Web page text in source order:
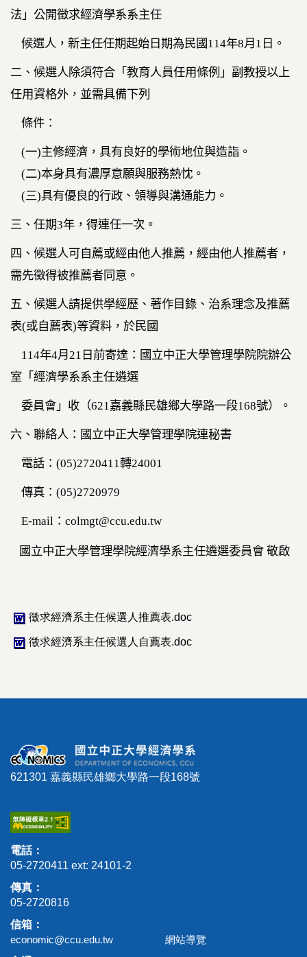
法」公開徵求經濟學系系主任
候選人，新主任任期起始日期為民國114年8月 1 日。
二、候選人除須符合「教育人員任用條例」副教授以上
任用資格外，並需具備下列
條件：
(一)主修經濟，具有良好的學術地位與造詣。
(二)本身具有濃厚意願與服務熱忱。
(三)具有優良的行政、領導與溝通能力。
三、任期3年，得連任一次。
四、候選人可自薦或經由他人推薦，經由他人推薦者，
需先徵得被推薦者同意。
五、候選人請提供學經歷、著作目錄、治系理念及推薦
表(或自薦表)等資料，於民國
114年4月 21 日前寄達：國立中正大學管理學院院辦公
室「經濟學系系主任遴選
委員會」收（621 嘉義縣民雄鄉大學路一段168號）。
六、聯絡人：國立中正大學管理學院連秘書
電話： (05)2720411轉24001
傳真： (05)2720979
E-mail ： colmgt@ccu.edu.tw
國立中正大學管理學院經濟學系主任遴選委員會 敬啟
徵求經濟系主任候選人推薦表.doc
徵求經濟系主任候選人自薦表.doc
621301 嘉義縣民雄鄉大學路一段168號
電話：
05-2720411 ext: 24101-2
傳真：
05-2720816
信箱：
economic@ccu.edu.tw
網站導覽